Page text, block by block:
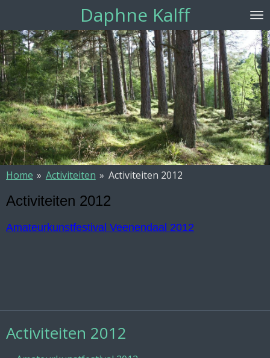
naar
de
hoofdinhoud
Daphne Kalff
Home » Activiteiten » Activiteiten 2012
Activiteiten 2012
Amateurkunstfestival Veenendaal 2012
Activiteiten 2012